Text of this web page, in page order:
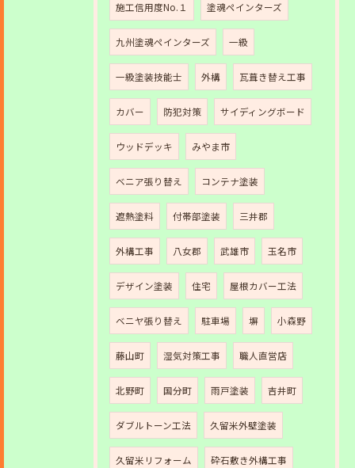
施工信用度No.１ 塗魂ペインターズ
九州塗魂ペインターズ 一級
一級塗装技能士 外構 瓦葺き替え工事
カバー 防犯対策 サイディングボード
ウッドデッキ みやま市
ベニア張り替え コンテナ塗装
遮熱塗料 付帯部塗装 三井郡
外構工事 八女郡 武雄市 玉名市
デザイン塗装 住宅 屋根カバー工法
ベニヤ張り替え 駐車場 塀 小森野
藤山町 湿気対策工事 職人直営店
北野町 国分町 雨戸塗装 吉井町
ダブルトーン工法 久留米外壁塗装
久留米リフォーム 砕石敷き外構工事